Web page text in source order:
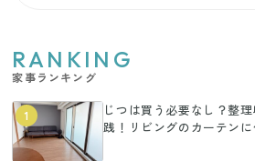
RANKING
家事ランキング
1
じつは買う必要なし？整
践！リビングのカーテン